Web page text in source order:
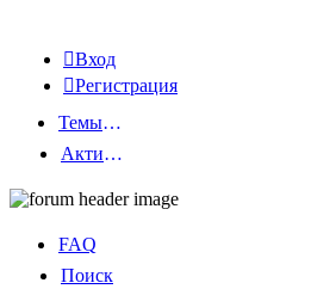
Вход
Регистрация
Темы без ответов
Активные темы
FAQ
Поиск